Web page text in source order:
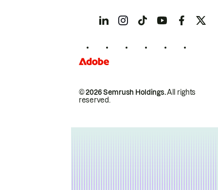
© 2026 Semrush Holdings.All rights
reserved.